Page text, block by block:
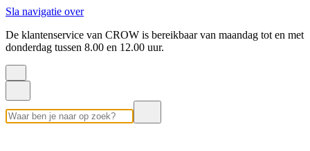
Sla navigatie over
De klantenservice van CROW is bereikbaar van maandag tot en met
donderdag tussen 8.00 en 12.00 uur.